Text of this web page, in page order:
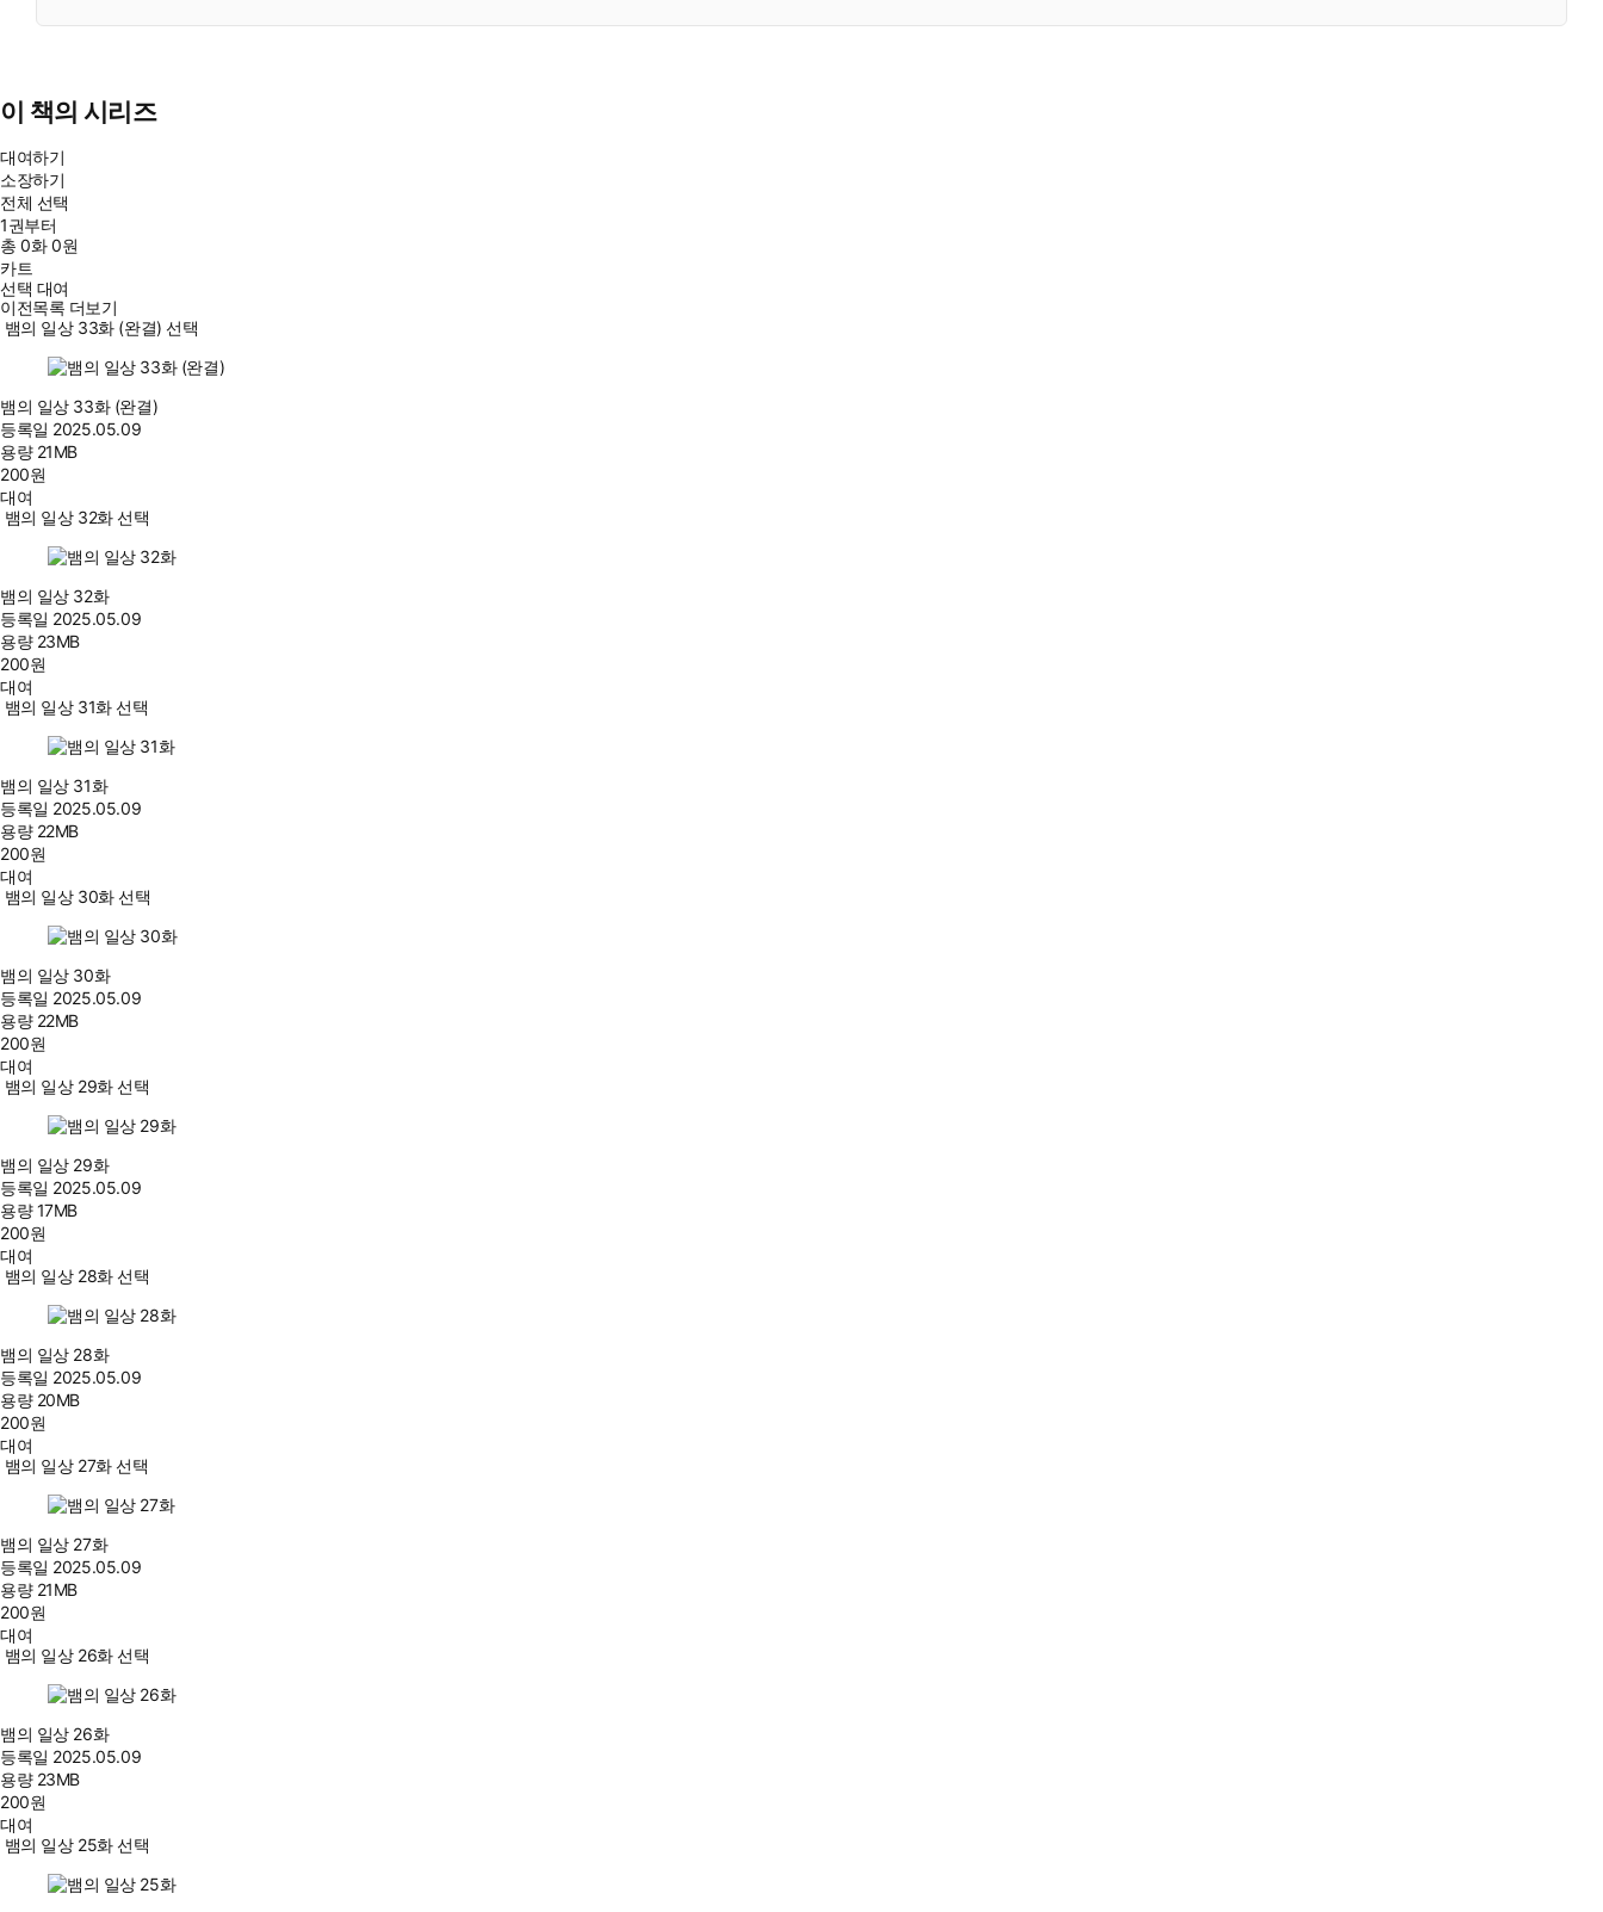
이 책의 시리즈
대여하기
소장하기
전체 선택
1권부터
총0화0원
카트
선택 대여
이전목록 더보기
뱀의 일상 33화 (완결) 선택
뱀의 일상 33화 (완결)
등록일 2025.05.09
용량 21MB
200원
대여
뱀의 일상 32화 선택
뱀의 일상 32화
등록일 2025.05.09
용량 23MB
200원
대여
뱀의 일상 31화 선택
뱀의 일상 31화
등록일 2025.05.09
용량 22MB
200원
대여
뱀의 일상 30화 선택
뱀의 일상 30화
등록일 2025.05.09
용량 22MB
200원
대여
뱀의 일상 29화 선택
뱀의 일상 29화
등록일 2025.05.09
용량17MB
200원
대여
뱀의 일상 28화 선택
뱀의 일상 28화
등록일 2025.05.09
용량 20MB
200원
대여
뱀의 일상 27화 선택
뱀의 일상 27화
등록일 2025.05.09
용량 21MB
200원
대여
뱀의 일상 26화 선택
뱀의 일상 26화
등록일 2025.05.09
용량 23MB
200원
대여
뱀의 일상 25화 선택